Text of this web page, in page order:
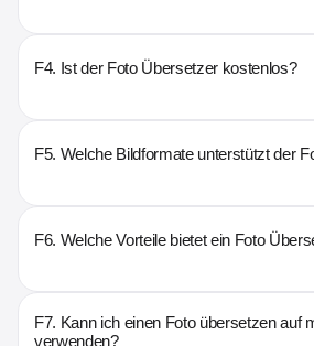
F4. Ist der Foto Übersetzer kostenlos?
F5. Welche Bildformate unterstützt der
F6. Welche Vorteile bietet ein Foto
F7. Kann ich einen Foto übersetzen auf
verwenden?